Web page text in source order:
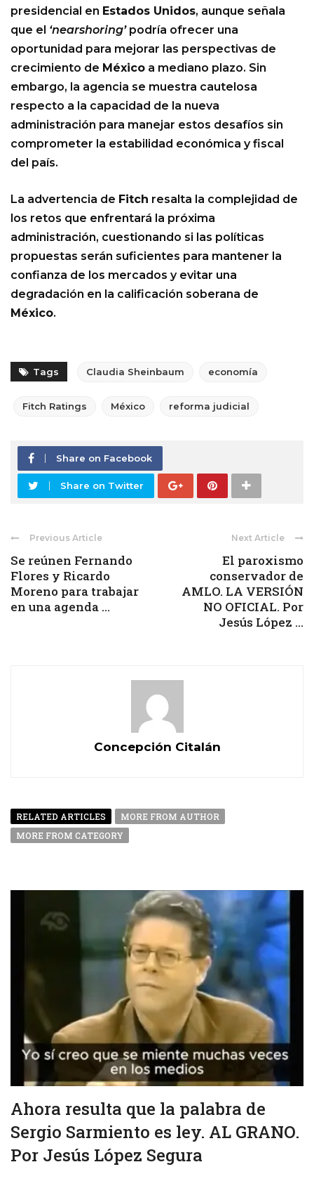
presidencial en Estados Unidos, aunque señala
que el ‘nearshoring’podría ofrecer una
oportunidad para mejorar las perspectivas de
crecimiento de México a mediano plazo. Sin
embargo, la agencia se muestra cautelosa
respecto a la capacidad de la nueva
administración para manejar estos desafíos sin
comprometer la estabilidad económica y fiscal
del país.
La advertencia de Fitch resalta la complejidad de
los retos que enfrentará la próxima
administración, cuestionando si las políticas
propuestas serán suficientes para mantener la
confianza de los mercados y evitar una
degradación en la calificación soberana de
México.
Tags Claudia Sheinbaum economía
Fitch Ratings México reforma judicial
Share on Facebook
Share on Twitter
Previous Article
Se reúnen Fernando
Flores y Ricardo
Moreno para trabajar
en una agenda ...
Next Article
El paroxismo
conservador de
AMLO. LA VERSIÓN
NO OFICIAL. Por
Jesús López ...
Concepción Citalán
RELATED ARTICLES
MORE FROM AUTHOR
MORE FROM CATEGORY
Ahora resulta que la palabra de
Sergio Sarmiento es ley. AL GRANO.
Por Jesús López Segura